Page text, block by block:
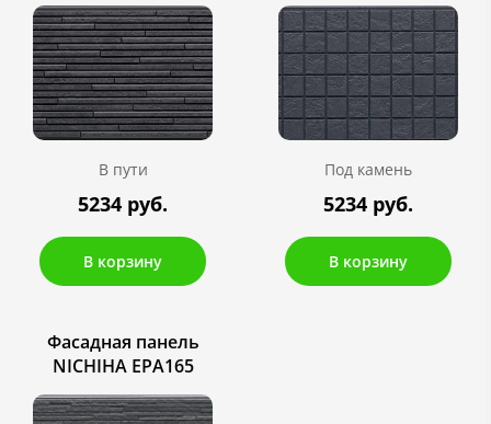
В пути
5234 руб.
В корзину
Под камень
5234 руб.
В корзину
Фасадная панель
NICHIHA EPA165